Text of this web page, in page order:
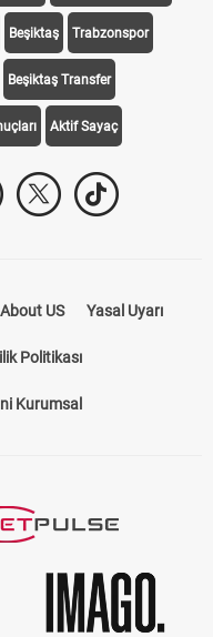
Beşiktaş Trabzonspor
Beşiktaş Transfer
Aktif Sayaç
About US Yasal Uyarı
Politikası
Kurumsal